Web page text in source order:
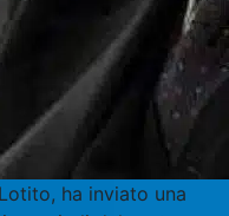
ha inviato una